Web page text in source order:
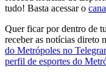
tudo! Basta acessar o
Quer ficar por dentro de
receber as notícias direto
do Metrópoles no
perfil de esportes do